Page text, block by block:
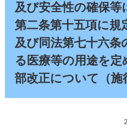
及び安全性の確保等
第二条第十五項に規
及び同法第七十六条
る医療等の用途を定
部改正について（施